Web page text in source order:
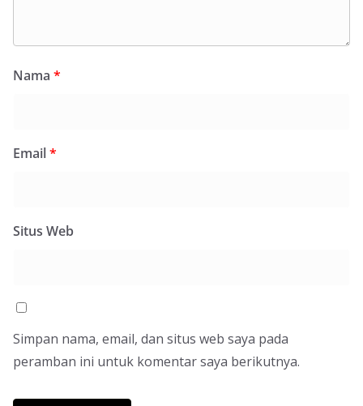
Nama *
Email*
Situs Web
Simpan nama, email, dan situs web saya pada
peramban ini untuk komentar saya berikutnya.